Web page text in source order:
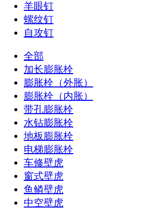
羊眼钉
螺纹钉
自攻钉
全部
加长膨胀栓
膨胀栓（外胀）
膨胀栓（内胀）
带孔膨胀栓
水钻膨胀栓
地板膨胀栓
电梯膨胀栓
车修壁虎
窗式壁虎
鱼鳞壁虎
中空壁虎